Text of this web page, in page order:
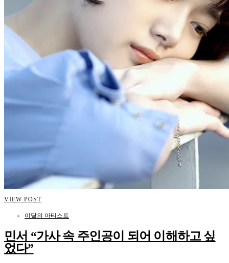
VIEW POST
이달의 아티스트
민서 “가사 속 주인공이 되어 이해하고 싶
었다”